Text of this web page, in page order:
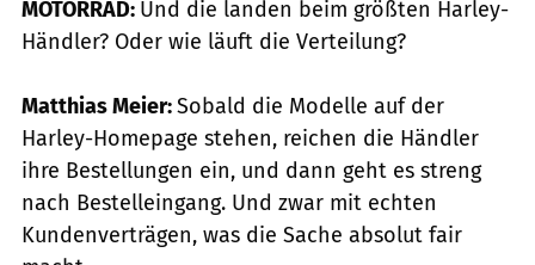
MOTORRAD: Und die landen beim größten Harley-
Händler? Oder wie läuft die Verteilung?
Matthias Meier:Sobald die Modelle auf der
Harley-Homepage stehen, reichen die Händler
ihre Bestellungen ein, und dann geht es streng
nach Bestelleingang. Und zwar mit echten
Kundenverträgen, was die Sache absolut fair